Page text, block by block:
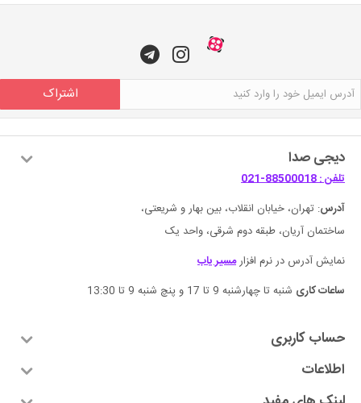
اشتراک
دیجی صدا
تلفن : 88500018-021
آدرس: تهران، خیابان انقلاب، بین بهار و شریعتی،
ساختمان آریان، طبقه دوم شرقی، واحد یک
نمایش آدرس در نرم افزارمسیر یاب
ساعات کاری شنبه تا چهارشنبه 9 تا 17 و پنچ شنبه 9 تا 13:30
حساب کاربری
اطلاعات